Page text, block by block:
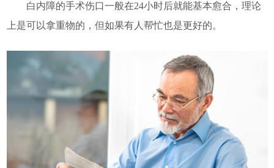
白内障的手术伤口一般在24小时后就能基本愈合，理论
上是可以拿重物的，但如果有人帮忙也是更好的。